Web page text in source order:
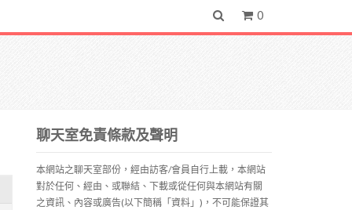
0
聊天室免責條款及聲明
本網站之聊天室部份，經由訪客/會員自行上載，本網站
對於任何、經由、或聯結、下載或從任何與本網站有關
之資訊、內容或廣告(以下簡稱「資料」)，不可能保證其